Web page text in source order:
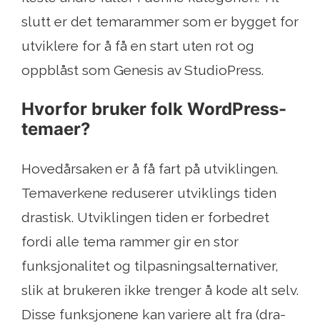
slutt er det temarammer som er bygget for
utviklere for å få en start uten rot og
oppblåst som Genesis av StudioPress.
Hvorfor bruker folk WordPress-
temaer?
Hovedårsaken er å få fart på utviklingen.
Temaverkene reduserer utviklings tiden
drastisk. Utviklingen tiden er forbedret
fordi alle tema rammer gir en stor
funksjonalitet og tilpasningsalternativer,
slik at brukeren ikke trenger å kode alt selv.
Disse funksjonene kan variere alt fra (dra-